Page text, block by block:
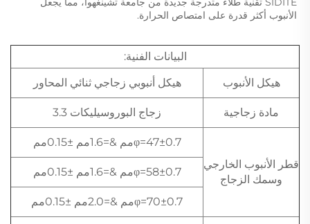
الأنبوب أكثر قدرة على امتصاص الحرارة.
البيانات الفنية:
هيكل الأنبوب
هيكل أنبوبي زجاجي ثنائي المحاور
مادة زجاجية زجاج البوروسيليكات 3.3
قطر الأنبوب الخارجي
وسمك الزجاج
φ=47±0.7مم &=1.6مم ±0.15مم
φ=58±0.7مم &=1.6مم ±0.15مم
φ=70±0.7مم &=2.0مم ±0.15مم